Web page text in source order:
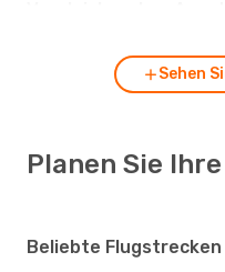
Sehen
Planen Sie
Beliebte Flugstrecken